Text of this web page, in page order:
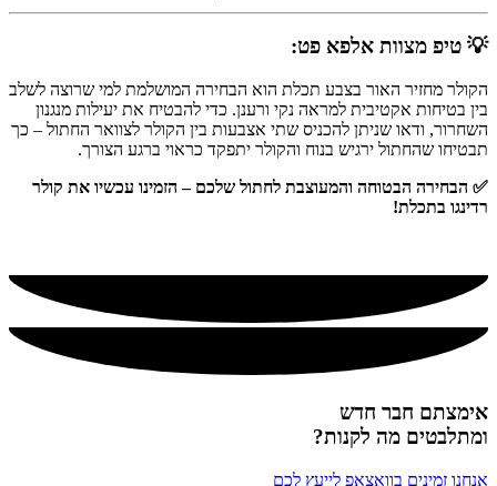
💡 טיפ מצוות אלפא פט:
הקולר מחזיר האור בצבע תכלת הוא הבחירה המושלמת למי שרוצה לשלב
בין בטיחות אקטיבית למראה נקי ורענן. כדי להבטיח את יעילות מנגנון
השחרור, ודאו שניתן להכניס שתי אצבעות בין הקולר לצוואר החתול – כך
תבטיחו שהחתול ירגיש בנוח והקולר יתפקד כראוי ברגע הצורך.
✅ הבחירה הבטוחה והמעוצבת לחתול שלכם – הזמינו עכשיו את קולר
רדינגו בתכלת!
אימצתם חבר חדש
ומתלבטים מה לקנות?
אנחנו זמינים בוואצאפ לייעץ לכם